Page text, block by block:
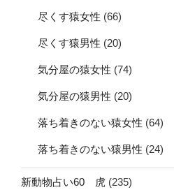
尽くす猿女性 (66)
尽くす猿男性 (20)
気分屋の猿女性 (74)
気分屋の猿男性 (20)
落ち着きのない猿女性 (64)
落ち着きのない猿男性 (24)
新動物占い60 虎 (235)